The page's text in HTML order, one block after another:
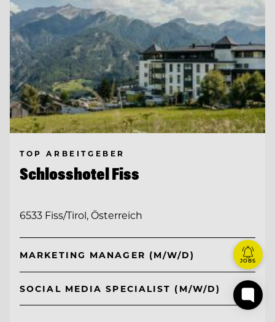
TOP ARBEITGEBER
Schlosshotel Fiss
6533 Fiss/Tirol, Österreich
MARKETING MANAGER (M/W/D)
SOCIAL MEDIA SPECIALIST (M/W/D)
JOBS